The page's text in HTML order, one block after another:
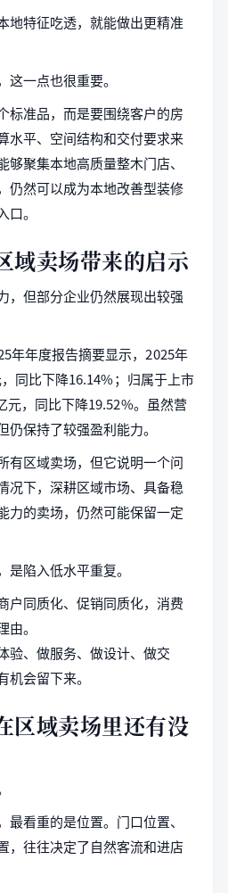
地特征吃透，就能做出更精准
一点也很重要。
标准品，而是要围绕客户的房
水平、空间结构和交付要求来
聚集本地高质量整木门店、
仍然可以成为本地改善型装修
。
域卖场带来的启示
，但部分企业仍然展现出较强
年年度报告摘要显示，2025年
同比下降16.14%；归属于上市
元，同比下降19.52%。虽然营
保持了较强盈利能力。
有区域卖场，但它说明一个问
况下，深耕区域市场、具备稳
力的卖场，仍然可能保留一定
陷入低水平重复。
户同质化、促销同质化，消费
。
验、做服务、做设计、做交
会留下来。
区域卖场里还有没
看重的是位置。门口位置、
，往往决定了自然客流和进店